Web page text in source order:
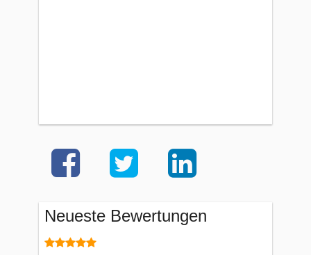
Neueste Bewertungen